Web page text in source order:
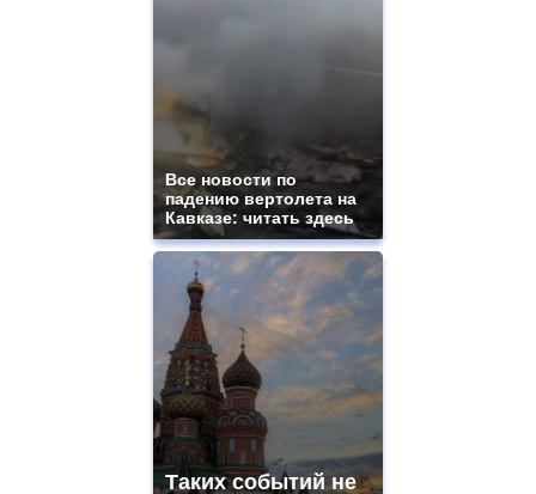
Все новости по
падению вертолета на
Кавказе: читать здесь
Таких событий не